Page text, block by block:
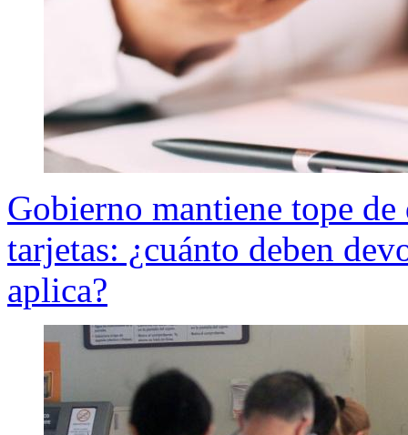
Gobierno mantiene tope
tarjetas: ¿cuánto deben
aplica?